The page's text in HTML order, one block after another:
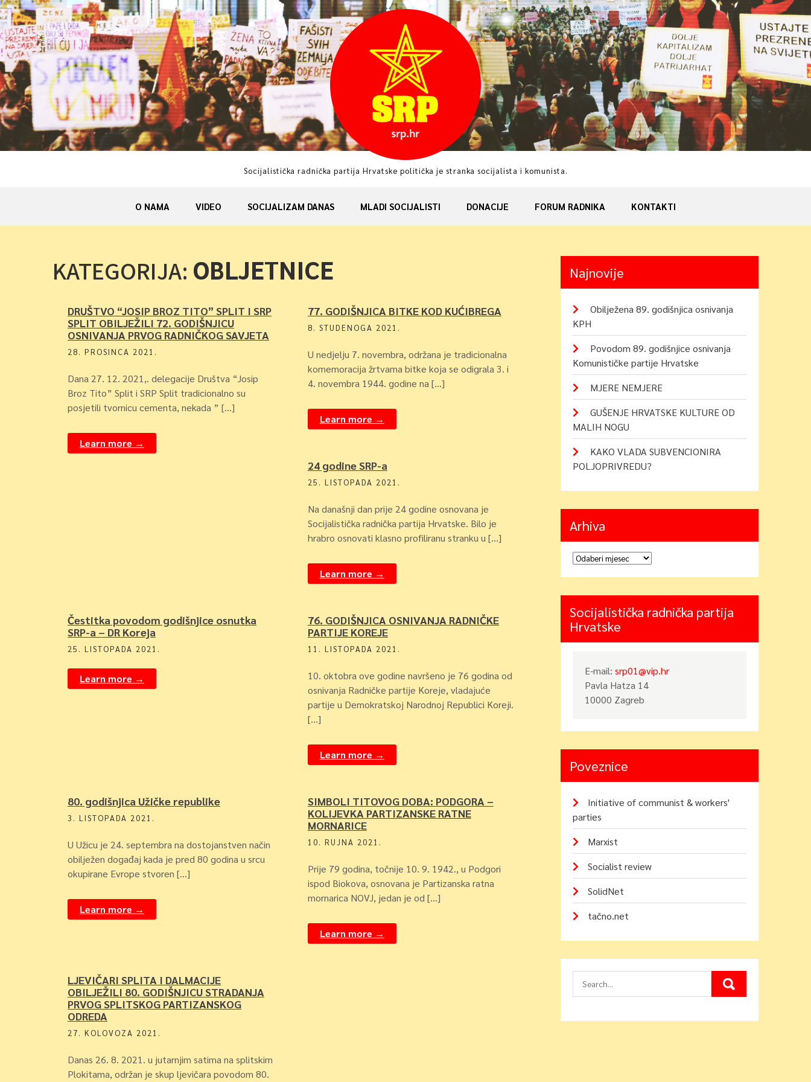
Skip
to
content
Socijalistička radnička partija Hrvatske politička je stranka socijalista i komunista.
O NAMA VIDEO SOCIJALIZAM DANAS MLADI SOCIJALISTI DONACIJE FORUM RADNIKA KONTAKTI
KATEGORIJA: OBLJETNICE
DRUŠTVO “JOSIP BROZ TITO” SPLIT I SRP
SPLIT OBILJEŽILI 72. GODIŠNJICU
OSNIVANJA PRVOG RADNIČKOG SAVJETA
28. PROSINCA 2021.
Dana 27. 12. 2021,. delegacije Društva “Josip
Broz Tito” Split i SRP Split tradicionalno su
posjetili tvornicu cementa, nekada ” […]
Learn more →
77. GODIŠNJICA BITKE KOD KUĆIBREGA
8. STUDENOGA 2021.
U nedjelju 7. novembra, održana je tradicionalna
komemoracija žrtvama bitke koja se odigrala 3. i
4. novembra 1944. godine na […]
Learn more →
24 godine SRP-a
25. LISTOPADA 2021.
Na današnji dan prije 24 godine osnovana je
Socijalistička radnička partija Hrvatske. Bilo je
hrabro osnovati klasno profiliranu stranku u […]
Learn more →
Čestitka povodom godišnjice osnutka
SRP-a – DR Koreja
25. LISTOPADA 2021.
Learn more →
76. GODIŠNJICA OSNIVANJA RADNIČKE
PARTIJE KOREJE
11. LISTOPADA 2021.
10. oktobra ove godine navršeno je 76 godina od
osnivanja Radničke partije Koreje, vladajuće
partije u Demokratskoj Narodnoj Republici Koreji.
[…]
Learn more →
80. godišnjica Užičke republike
3. LISTOPADA 2021.
U Užicu je 24. septembra na dostojanstven način
obilježen događaj kada je pred 80 godina u srcu
okupirane Evrope stvoren […]
Learn more →
SIMBOLI TITOVOG DOBA: PODGORA –
KOLIJEVKA PARTIZANSKE RATNE
MORNARICE
10. RUJNA 2021.
Prije 79 godina, točnije 10. 9. 1942., u Podgori
ispod Biokova, osnovana je Partizanska ratna
mornarica NOVJ, jedan je od […]
Learn more →
LJEVIČARI SPLITA I DALMACIJE
OBILJEŽILI 80. GODIŠNJICU STRADANJA
PRVOG SPLITSKOG PARTIZANSKOG
ODREDA
27. KOLOVOZA 2021.
Danas 26. 8. 2021. u jutarnjim satima na splitskim
Plokitama, održan je skup ljevičara povodom 80.
Najnovije
Obilježena 89. godišnjica osnivanja
KPH
Povodom 89. godišnjice osnivanja
Komunističke partije Hrvatske
MJERE NEMJERE
GUŠENJE HRVATSKE KULTURE OD
MALIH NOGU
KAKO VLADA SUBVENCIONIRA
POLJOPRIVREDU?
Arhiva
Arhiva
Socijalistička radnička partija
Hrvatske
E-mail:srp01@vip.hr
Pavla Hatza 14
10000 Zagreb
Poveznice
Initiative of communist & workers'
parties
Marxist
Socialist review
SolidNet
tačno.net